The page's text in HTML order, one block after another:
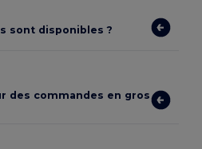
sont disponibles ?
des commandes en gros